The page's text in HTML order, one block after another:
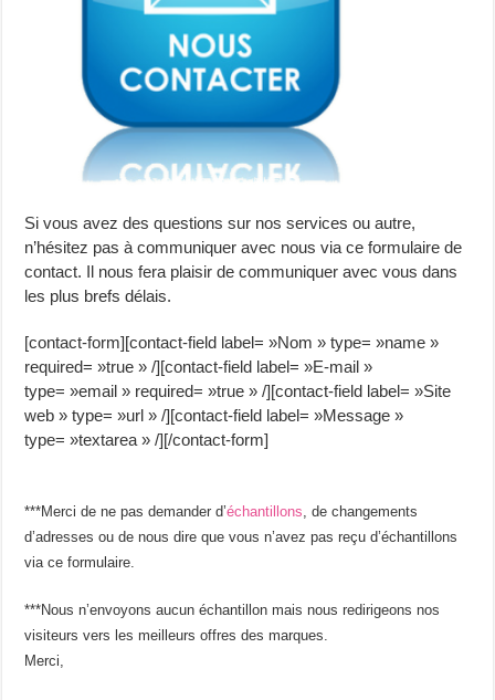
Si vous avez des questions sur nos services ou autre,
n’hésitez pas à communiquer avec nous via ce formulaire de
contact. Il nous fera plaisir de communiquer avec vous dans
les plus brefs délais.
[contact-form][contact-field label= »Nom » type= »name »
required= »true » /][contact-field label= »E-mail »
type= »email » required= »true » /][contact-field label= »Site
web » type= »url » /][contact-field label= »Message »
type= »textarea » /][/contact-form]
***Merci de ne pas demander d’échantillons, de changements
d’adresses ou de nous dire que vous n’avez pas reçu d’échantillons
via ce formulaire.
***Nous n’envoyons aucun échantillon mais nous redirigeons nos
visiteurs vers les meilleurs offres des marques.
Merci,